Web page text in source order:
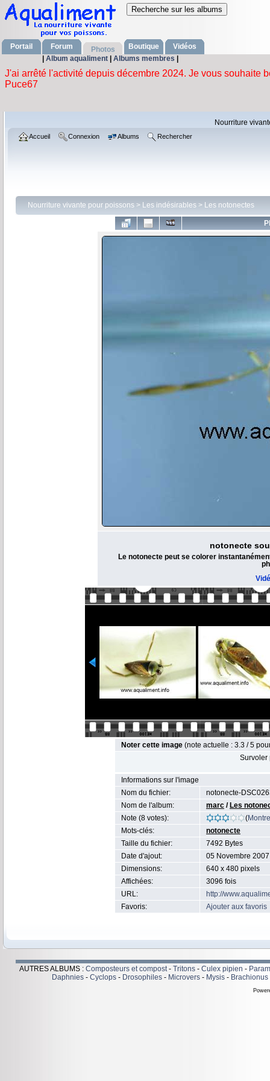
Portail Forum Photos Boutique
Vidéos
Album aqualiment Albums membres
Nourriture
Accueil Connexion Albums Rechercher
Nourriture vivante pour poissons > Les indésirables > Les notonectes
notonecte
Le notonecte peut se colorer
Noter cette image (note actuelle : 3.3 / 5
Survoler
Informations sur l'image
Nom du fichier:
notonecte-
Nom de l'album:
marc / Les
Note (8 votes):
(
Mots-clés:
notonecte
Taille du fichier:
7492 Bytes
Date d'ajout:
05 Novembre 2007
Dimensions:
640 x 480 pixels
Affichées:
3096 fois
URL:
http://
Favoris:
Ajouter aux favoris
AUTRES ALBUMS : Composteurs et compost- Tritons - Culex pipien -
Daphnies - Cyclops - Drosophiles - Microvers - Mysis -